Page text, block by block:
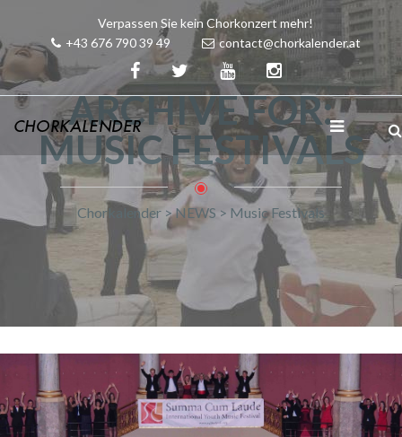
Verpassen Sie kein Chorkonzert mehr!
+43 676 790 39 49
contact@chorkalender.at
ARCHIVE FOR:
MUSIC FESTIVALS
Chorkalender >NEWS > Music Festivals